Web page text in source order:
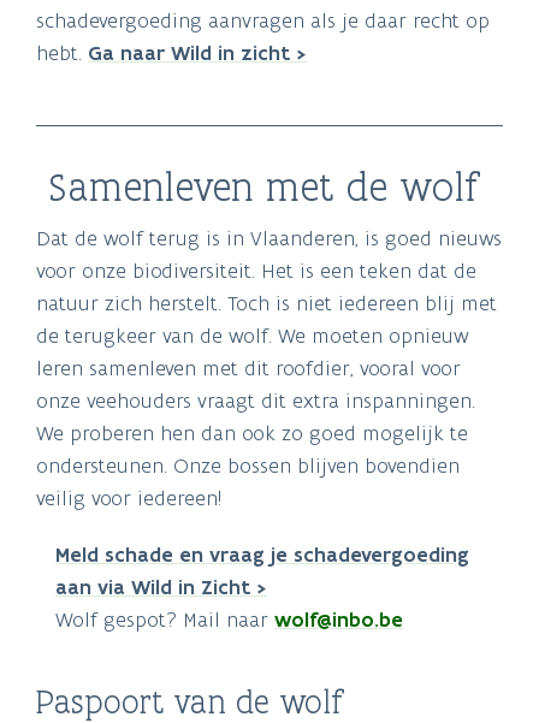
schadevergoeding aanvragen als je daar recht op
hebt. Ga naar Wild in zicht >
Samenleven met de wolf
Dat de wolf terug is in Vlaanderen, is goed nieuws
voor onze biodiversiteit. Het is een teken dat de
natuur zich herstelt. Toch is niet iedereen blij met
de terugkeer van de wolf. We moeten opnieuw
leren samenleven met dit roofdier, vooral voor
onze veehouders vraagt dit extra inspanningen.
We proberen hen dan ook zo goed mogelijk te
ondersteunen. Onze bossen blijven bovendien
veilig voor iedereen!
Meld schade en vraag je schadevergoeding
aan via Wild in Zicht >
Wolf gespot? Mail naar wolf@inbo.be
Paspoort van de wolf